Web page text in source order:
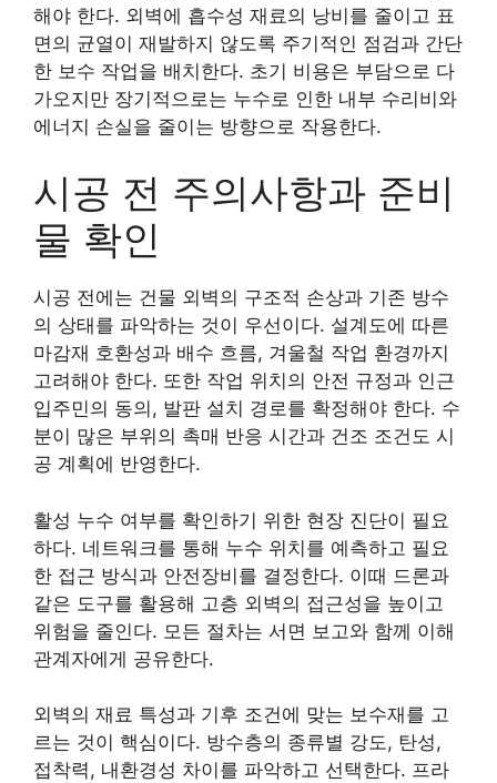
해야 한다. 외벽에 흡수성 재료의 낭비를 줄이고 표
면의 균열이 재발하지 않도록 주기적인 점검과 간단
한 보수 작업을 배치한다. 초기 비용은 부담으로 다
가오지만 장기적으로는 누수로 인한 내부 수리비와
에너지 손실을 줄이는 방향으로 작용한다.
시공 전 주의사항과 준비
물 확인
시공 전에는 건물 외벽의 구조적 손상과 기존 방수
의 상태를 파악하는 것이 우선이다. 설계도에 따른
마감재 호환성과 배수 흐름, 겨울철 작업 환경까지
고려해야 한다. 또한 작업 위치의 안전 규정과 인근
입주민의 동의, 발판 설치 경로를 확정해야 한다. 수
분이 많은 부위의 촉매 반응 시간과 건조 조건도 시
공 계획에 반영한다.
활성 누수 여부를 확인하기 위한 현장 진단이 필요
하다. 네트워크를 통해 누수 위치를 예측하고 필요
한 접근 방식과 안전장비를 결정한다. 이때 드론과
같은 도구를 활용해 고층 외벽의 접근성을 높이고
위험을 줄인다. 모든 절차는 서면 보고와 함께 이해
관계자에게 공유한다.
외벽의 재료 특성과 기후 조건에 맞는 보수재를 고
르는 것이 핵심이다. 방수층의 종류별 강도, 탄성,
접착력, 내환경성 차이를 파악하고 선택한다. 프라